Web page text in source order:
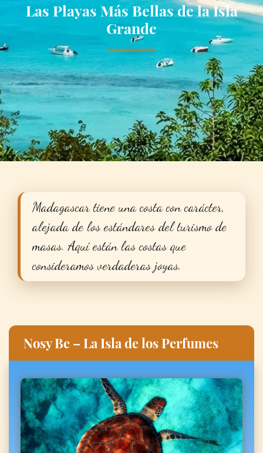
Las Playas Más Bellas de la Isla
Grande
Madagascar tiene una costa con carácter,
alejada de los estándares del turismo de
masas. Aquí están las costas que
consideramos verdaderas joyas.
Nosy Be – La Isla de los Perfumes